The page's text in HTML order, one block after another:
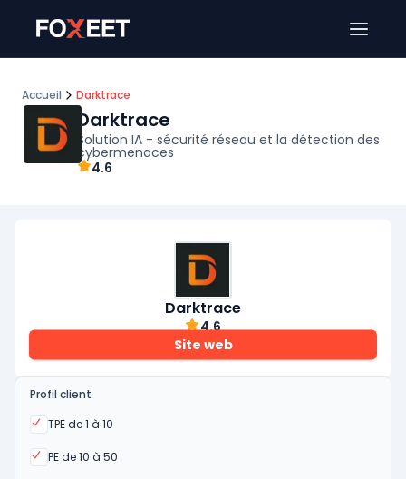
Accueil Darktrace
Darktrace
Solution IA - sécurité réseau et la détection des
cybermenaces
4.6
Darktrace
4.6
Site web
Profil client
TPE de 1 à 10
Oui
PE de 10 à 50
Oui